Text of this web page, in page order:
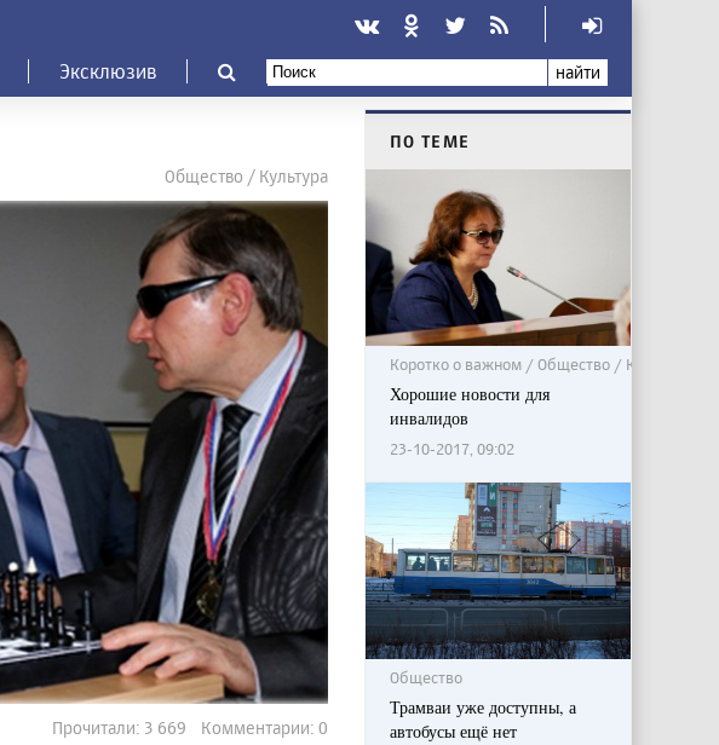
Эксклюзив найти
Общество / Культура
Прочитали: 3 669 Комментарии: 0
ПО ТЕМЕ
Коротко о важном / Общество / Культура
Хорошие новости для
инвалидов
23-10-2017, 09:02
Общество
Трамваи уже доступны, а
автобусы ещё нет